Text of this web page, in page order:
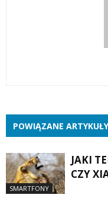
POWIĄZANE ARTYKUŁY
SMARTFONY
JAKI
CZY